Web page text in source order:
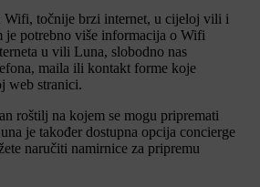
Wifi, točnije brzi internet, u cijeloj vili i
potrebno više informacija o Wifi
u vili Luna, slobodno nas
maila ili kontakt forme koje
web stranici.
roštilj na kojem se mogu pripremati
je također dostupna opcija concierge
naručiti namirnice za pripremu